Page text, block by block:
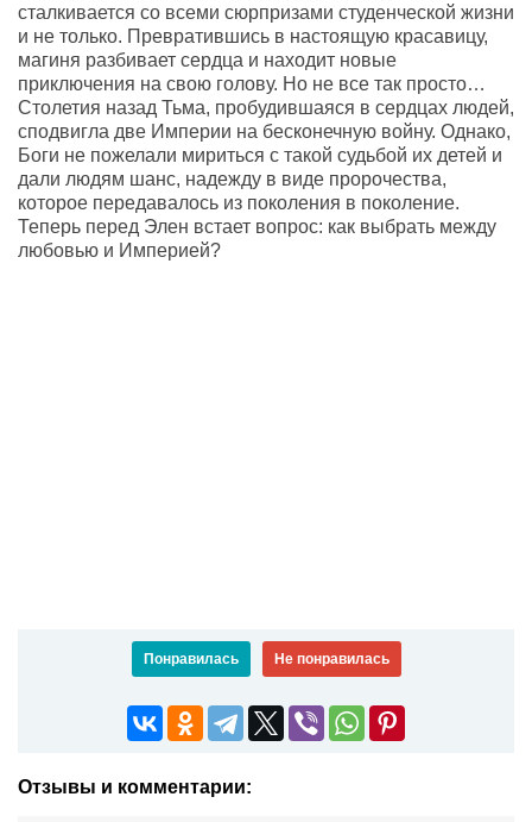
сталкивается со всеми сюрпризами студенческой жизни
и не только. Превратившись в настоящую красавицу,
магиня разбивает сердца и находит новые
приключения на свою голову. Но не все так просто…
Столетия назад Тьма, пробудившаяся в сердцах людей,
сподвигла две Империи на бесконечную войну. Однако,
Боги не пожелали мириться с такой судьбой их детей и
дали людям шанс, надежду в виде пророчества,
которое передавалось из поколения в поколение.
Теперь перед Элен встает вопрос: как выбрать между
любовью и Империей?
Понравилась Не понравилась
Отзывы и комментарии: